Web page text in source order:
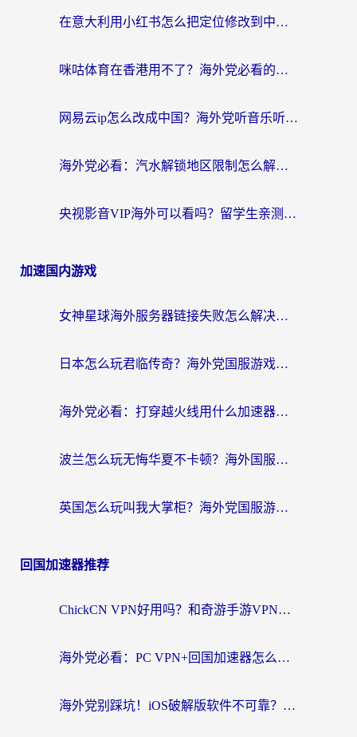
在意大利用小红书怎么把定位修改到中国国内？3个实用技巧+1个靠谱工具帮你搞定
咪咕体育在香港用不了？海外党必看的回国加速器选择指南（附3个真实场景解决方案）
网易云ip怎么改成中国？海外党听音乐听书的无痛解决方案
海外党必看：汽水解锁地区限制怎么解除？3招解决国内影音&生活服务难题
央视影音VIP海外可以看吗？留学生亲测有效的回国加速器选择指南
加速国内游戏
女神星球海外服务器链接失败怎么解决？海外党国服游戏加速避坑指南
日本怎么玩君临传奇？海外党国服游戏加速避坑指南（附菲律宾欧洲玩家实测）
海外党必看：打穿越火线用什么加速器？解决延迟卡顿，还能玩奇妙拼图世界和第五人格
波兰怎么玩无悔华夏不卡顿？海外国服游戏加速器终极指南（附征途2萤火突击解决方案）
英国怎么玩叫我大掌柜？海外党国服游戏加速避坑指南（附实测推荐）
回国加速器推荐
ChickCN VPN好用吗？和奇游手游VPN对比哪个回国效果更好？海外党亲测实用指南
海外党必看：PC VPN+回国加速器怎么选？无缝访问国内资源全攻略
海外党别踩坑！iOS破解版软件不可靠？教你选对回国加速器无缝看国内资源